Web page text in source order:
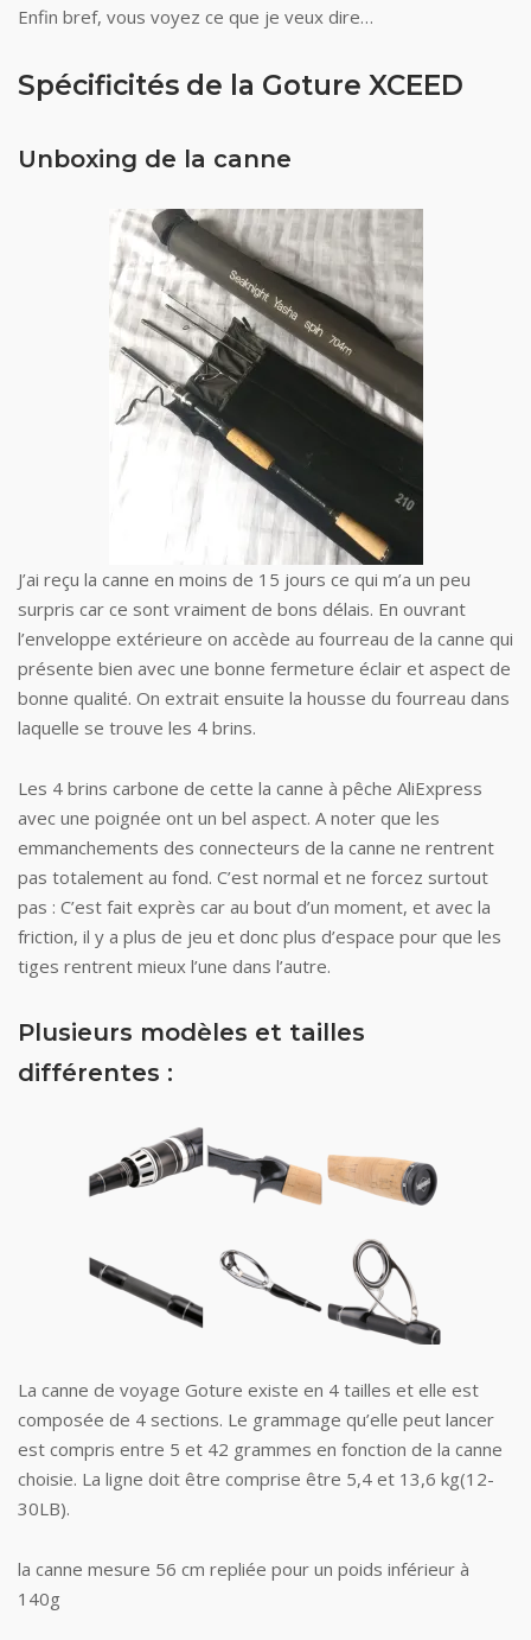
Enfin bref, vous voyez ce que je veux dire…
Spécificités de la Goture XCEED
Unboxing de la canne
J’ai reçu la canne en moins de 15 jours ce qui m’a un peu
surpris car ce sont vraiment de bons délais. En ouvrant
l’enveloppe extérieure on accède au fourreau de la canne qui
présente bien avec une bonne fermeture éclair et aspect de
bonne qualité. On extrait ensuite la housse du fourreau dans
laquelle se trouve les 4 brins.
Les 4 brins carbone de cette la canne à pêche AliExpress
avec une poignée ont un bel aspect. A noter que les
emmanchements des connecteurs de la canne ne rentrent
pas totalement au fond. C’est normal et ne forcez surtout
pas : C’est fait exprès car au bout d’un moment, et avec la
friction, il y a plus de jeu et donc plus d’espace pour que les
tiges rentrent mieux l’une dans l’autre.
Plusieurs modèles et tailles
différentes :
La canne de voyage Goture existe en 4 tailles et elle est
composée de 4 sections. Le grammage qu’elle peut lancer
est compris entre 5 et 42 grammes en fonction de la canne
choisie. La ligne doit être comprise être 5,4 et 13,6 kg(12-
30LB).
la canne mesure 56 cm repliée pour un poids inférieur à
140g